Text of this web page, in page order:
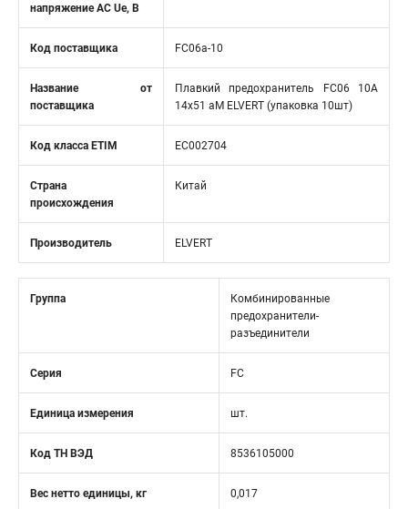
напряжение AC Ue, В
Код поставщика FC06a-10
Название от
поставщика
Плавкий предохранитель FС06 10A
14x51 aM ELVERT (упаковка 10шт)
Код класса ETIM EC002704
Страна
происхождения
Китай
Производитель ELVERT
Группа
Комбинированные
предохранители-
разъединители
Серия FC
Единица измерения шт.
Код ТН ВЭД 8536105000
Вес нетто единицы, кг 0,017